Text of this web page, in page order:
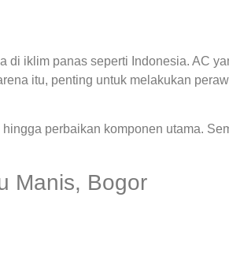
iklim panas seperti Indonesia. AC
itu, penting untuk melakukan
perbaikan komponen utama.
Manis, Bogor